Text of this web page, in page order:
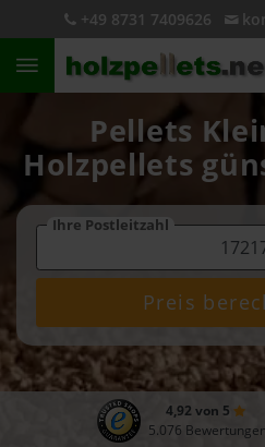
+49 8731 7409626
Pellets
Holzpellets
Ihre Postleitzahl
Preis
4,92 von 5
5.076 Bewertungen